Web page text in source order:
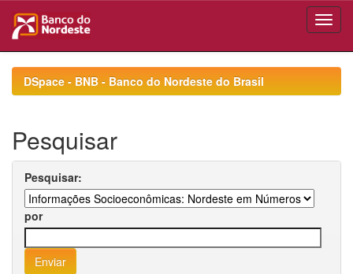
navigationDSpace - BNB - Banco do Nordeste do Brasil
Pesquisar
Pesquisar:
por